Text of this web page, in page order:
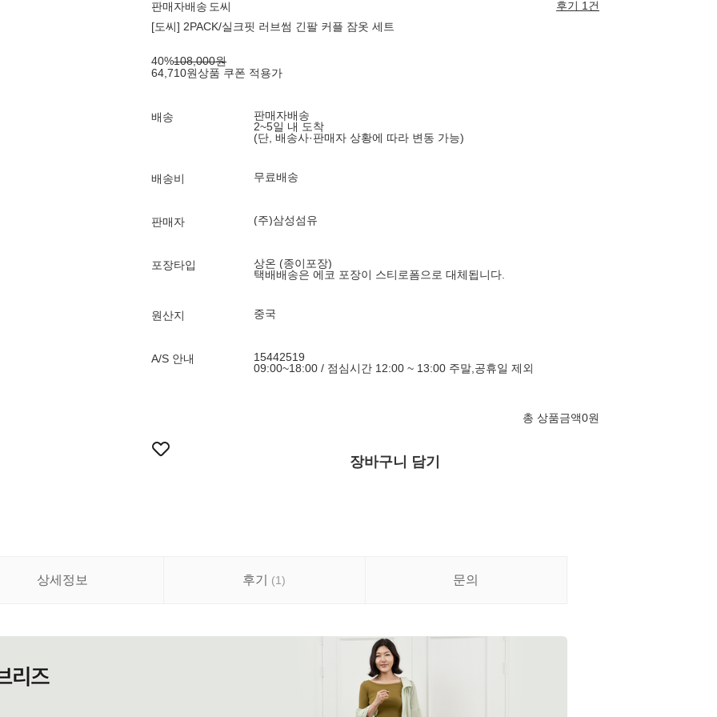
판매자배송 도씨
후기 1건
[도씨] 2PACK/실크핏 러브썸 긴팔 커플 잠옷 세트
40%108,000원
64,710원상품 쿠폰 적용가
배송
판매자배송
2~5일 내 도착
(단, 배송사·판매자 상황에 따라 변동 가능)
배송비 무료배송
판매자 (주)삼성섬유
포장타입
상온 (종이포장)
택배배송은 에코 포장이 스티로폼으로 대체됩니다.
원산지 중국
A/S 안내
15442519
09:00~18:00 / 점심시간 12:00 ~ 13:00 주말,공휴일 제외
총 상품금액0원
장바구니 담기
상세정보 후기 (1) 문의